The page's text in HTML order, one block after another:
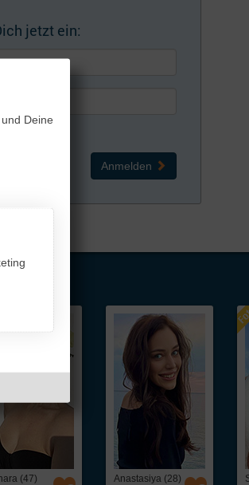
jetzt ein:
Anmelden
(47)
Anastasiya (28)
Deine